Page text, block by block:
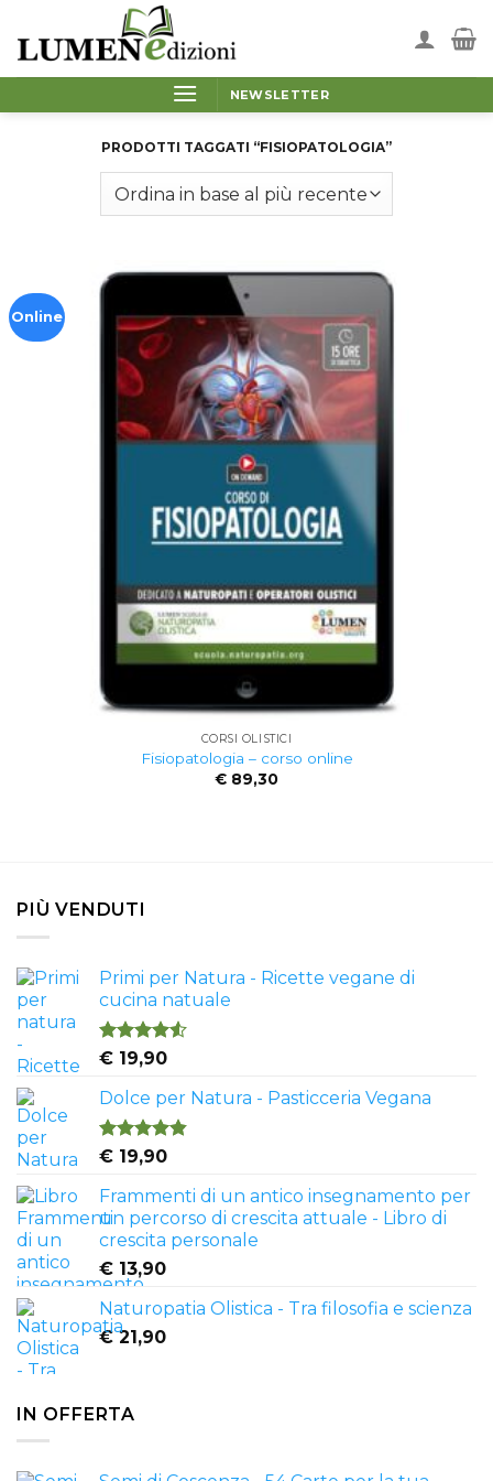
contenuti
NEWSLETTER
PRODOTTI TAGGATI “FISIOPATOLOGIA”
Online
CORSI OLISTICI
Fisiopatologia – corso online
€ 89,30
PIÙ VENDUTI
Primi per Natura - Ricette vegane di
cucina natuale
Valutato
su 5
€ 19,90
Dolce per Natura - Pasticceria Vegana
Valutato
su 5
€ 19,90
Frammenti di un antico insegnamento per
un percorso di crescita attuale - Libro di
crescita personale
€ 13,90
Naturopatia Olistica - Tra filosofia e scienza
€21,90
IN OFFERTA